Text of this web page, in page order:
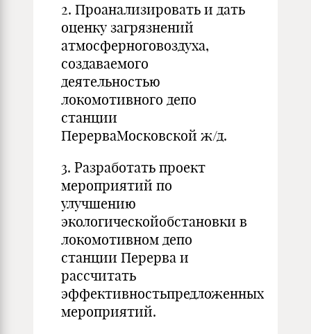
2. Проанализировать и дать
оценку загрязнений
атмосферноговоздуха,
создаваемого
деятельностью
локомотивного депо
станции
ПерерваМосковской ж/д.
3. Разработать проект
мероприятий по
улучшению
экологическойобстановки в
локомотивном депо
станции Перерва и
рассчитать
эффективностьпредложенных
мероприятий.